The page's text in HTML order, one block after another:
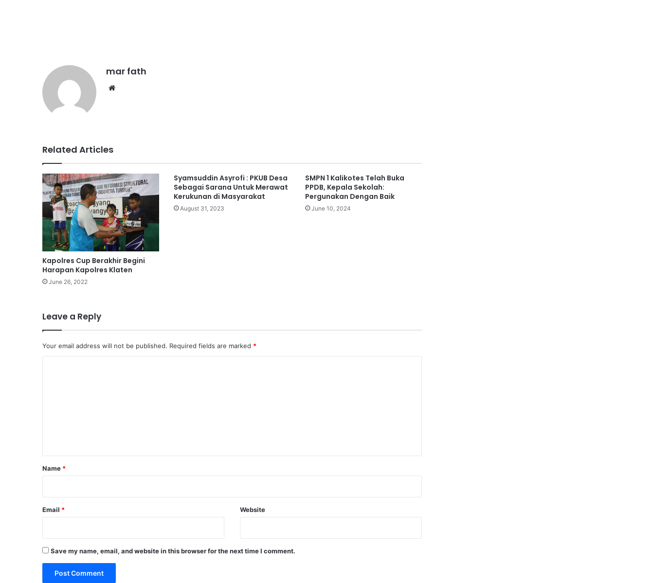
mar fath
Related Articles
Kapolres Cup Berakhir Begini
Harapan Kapolres Klaten
June 26, 2022
Syamsuddin Asyrofi : PKUB Desa
Sebagai Sarana Untuk Merawat
Kerukunan di Masyarakat
August 31, 2023
SMPN 1 Kalikotes Telah Buka
PPDB, Kepala Sekolah:
Pergunakan Dengan Baik
June 10, 2024
Leave a Reply
Your email address will not be published. Required fields are marked *
Name *
Email * Website
Save my name, email, and website in this browser for the next time I comment.